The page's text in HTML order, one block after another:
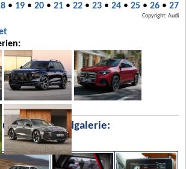
• 19• 20• 21• 22• 23• 24• 25• 26• 27
Copyright: Audi
unserer Bildgalerie: